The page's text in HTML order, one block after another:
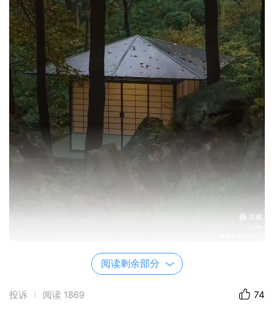
人间忽晚，山河已秋。转眼间，秋天在落叶纷
纷扬扬的间隙中溜走了，不知不觉间一年又接近尾
声。又是一年疲惫的奔波沦落天涯。每个人都在自
阅读剩余部分
投诉 阅读 1869 74